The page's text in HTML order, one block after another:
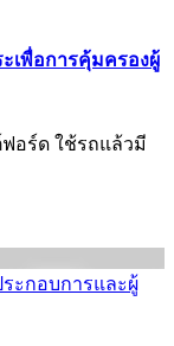
เพื่อการคุ้มครองผู้
อร์ด ใช้รถแล้วมี